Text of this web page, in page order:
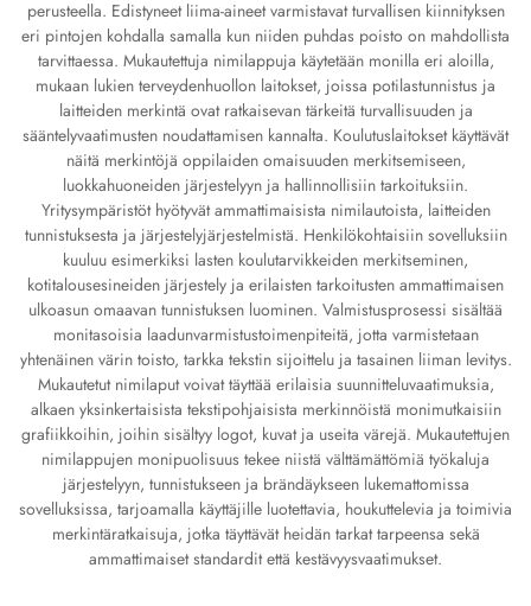
perusteella. Edistyneet liima-aineet varmistavat turvallisen kiinnityksen
eri pintojen kohdalla samalla kun niiden puhdas poisto on mahdollista
tarvittaessa. Mukautettuja nimilappuja käytetään monilla eri aloilla,
mukaan lukien terveydenhuollon laitokset, joissa potilastunnistus ja
laitteiden merkintä ovat ratkaisevan tärkeitä turvallisuuden ja
sääntelyvaatimusten noudattamisen kannalta. Koulutuslaitokset käyttävät
näitä merkintöjä oppilaiden omaisuuden merkitsemiseen,
luokkahuoneiden järjestelyyn ja hallinnollisiin tarkoituksiin.
Yritysympäristöt hyötyvät ammattimaisista nimilautoista, laitteiden
tunnistuksesta ja järjestelyjärjestelmistä. Henkilökohtaisiin sovelluksiin
kuuluu esimerkiksi lasten koulutarvikkeiden merkitseminen,
kotitalousesineiden järjestely ja erilaisten tarkoitusten ammattimaisen
ulkoasun omaavan tunnistuksen luominen. Valmistusprosessi sisältää
monitasoisia laadunvarmistustoimenpiteitä, jotta varmistetaan
yhtenäinen värin toisto, tarkka tekstin sijoittelu ja tasainen liiman levitys.
Mukautetut nimilaput voivat täyttää erilaisia suunnitteluvaatimuksia,
alkaen yksinkertaisista tekstipohjaisista merkinnöistä monimutkaisiin
grafiikkoihin, joihin sisältyy logot, kuvat ja useita värejä. Mukautettujen
nimilappujen monipuolisuus tekee niistä välttämättömiä työkaluja
järjestelyyn, tunnistukseen ja brändäykseen lukemattomissa
sovelluksissa, tarjoamalla käyttäjille luotettavia, houkuttelevia ja toimivia
merkintäratkaisuja, jotka täyttävät heidän tarkat tarpeensa sekä
ammattimaiset standardit että kestävyysvaatimukset.